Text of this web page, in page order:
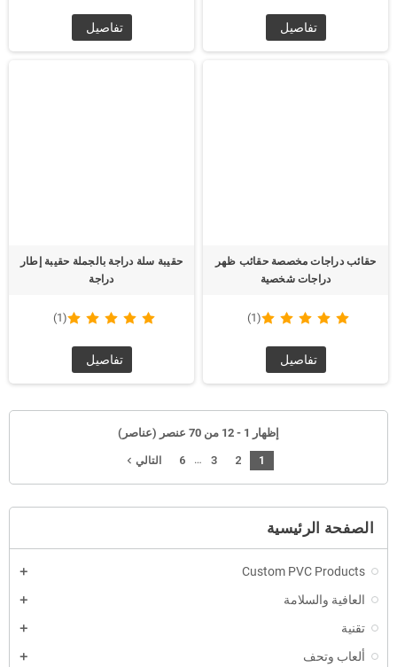
الصفحة الرئيسية
Custom PVC Products
العافية والسلامة
تقنية
ألعاب وتحف
تفاصيل تفاصيل
حقائب دراجات مخصصة حقائب ظهر
دراجات شخصية
(1)
تفاصيل
حقيبة سلة دراجة بالجملة حقيبة إطار
دراجة
(1)
تفاصيل
إظهار 1 - 12 من 70 عنصر (عناصر)
1
2
3
…
6 التالي navigate_next